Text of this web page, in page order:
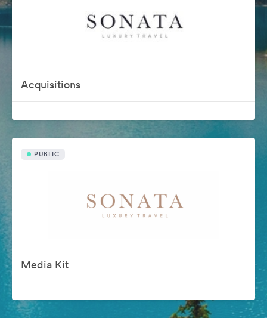
Acquisitions
PUBLIC
Media Kit